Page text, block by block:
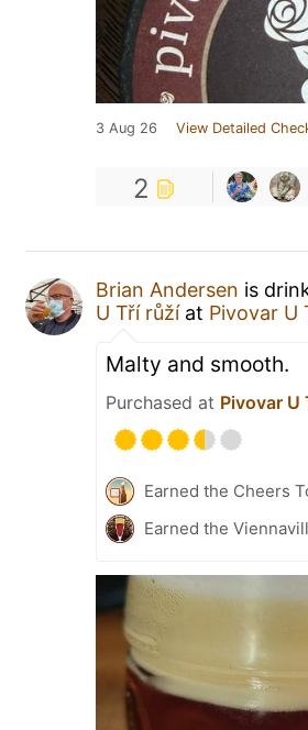
3 Aug 26 View Detailed
2
Brian Andersen is
U Tří růžíat Pivovar U
Malty and smooth.
Purchased at Pivovar U
Earned the Cheers
Earned the